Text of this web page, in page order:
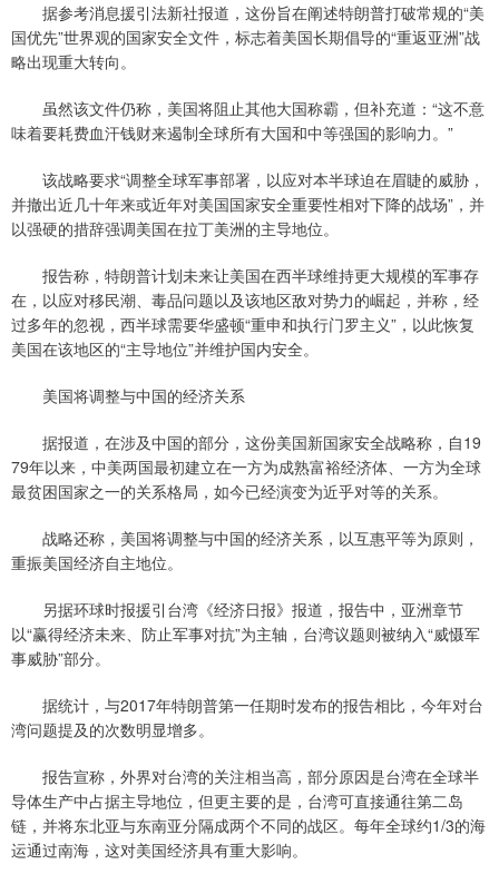
据参考消息援引法新社报道，这份旨在阐述特朗普打破常规的“美
国优先”世界观的国家安全文件，标志着美国长期倡导的“重返亚洲”战
略出现重大转向。
虽然该文件仍称，美国将阻止其他大国称霸，但补充道：“这不意
味着要耗费血汗钱财来遏制全球所有大国和中等强国的影响力。”
该战略要求“调整全球军事部署，以应对本半球迫在眉睫的威胁，
并撤出近几十年来或近年对美国国家安全重要性相对下降的战场”，并
以强硬的措辞强调美国在拉丁美洲的主导地位。
报告称，特朗普计划未来让美国在西半球维持更大规模的军事存
在，以应对移民潮、毒品问题以及该地区敌对势力的崛起，并称，经
过多年的忽视，西半球需要华盛顿“重申和执行门罗主义”，以此恢复
美国在该地区的“主导地位”并维护国内安全。
美国将调整与中国的经济关系
据报道，在涉及中国的部分，这份美国新国家安全战略称，自19
79年以来，中美两国最初建立在一方为成熟富裕经济体、一方为全球
最贫困国家之一的关系格局，如今已经演变为近乎对等的关系。
战略还称，美国将调整与中国的经济关系，以互惠平等为原则，
重振美国经济自主地位。
另据环球时报援引台湾《经济日报》报道，报告中，亚洲章节
以“赢得经济未来、防止军事对抗”为主轴，台湾议题则被纳入“威慑军
事威胁”部分。
据统计，与2017年特朗普第一任期时发布的报告相比，今年对台
湾问题提及的次数明显增多。
报告宣称，外界对台湾的关注相当高，部分原因是台湾在全球半
导体生产中占据主导地位，但更主要的是，台湾可直接通往第二岛
链，并将东北亚与东南亚分隔成两个不同的战区。每年全球约1/3的海
运通过南海，这对美国经济具有重大影响。